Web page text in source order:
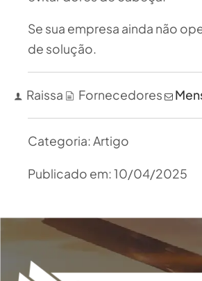
Se sua empresa ainda não
de solução.
Raissa Fornecedores
Categoria:Artigo
Publicado em:10/04/2025